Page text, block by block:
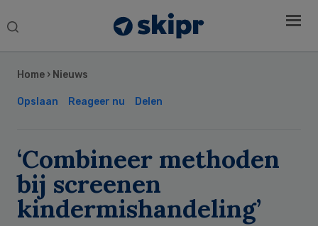
Search
Home › Nieuws
Opslaan Reageer nu Delen
‘Combineer methoden
bij screenen
kindermishandeling’
Sidebar